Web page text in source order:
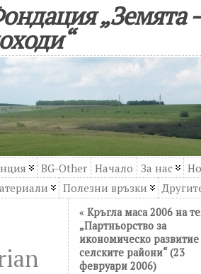
„Земята
BG-Other Начало За нас
Полезни връзки
« Кръгла маса 2006 на
„Партньорство за
икономическо развитие
селските райони“ (23
февруари 2006)